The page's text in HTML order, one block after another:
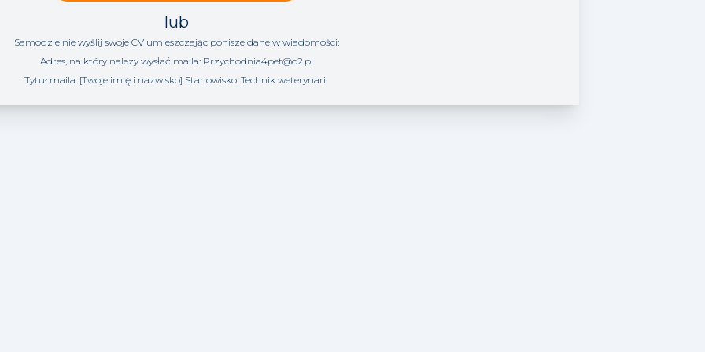
lub
Samodzielnie wyślij swoje CV umieszczając ponisze dane w wiadomości:
Adres, na który nalezy wysłać maila: Przychodnia4pet@o2.pl
Tytuł maila: [Twoje imię i nazwisko] Stanowisko: Technik weterynarii